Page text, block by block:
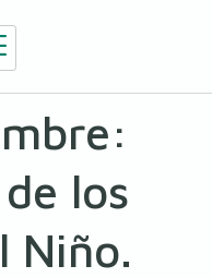
los
Niño.